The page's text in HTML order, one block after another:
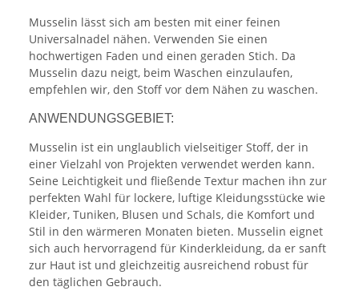
Musselin lässt sich am besten mit einer feinen
Universalnadel nähen. Verwenden Sie einen
hochwertigen Faden und einen geraden Stich. Da
Musselin dazu neigt, beim Waschen einzulaufen,
empfehlen wir, den Stoff vor dem Nähen zu waschen.
ANWENDUNGSGEBIET:
Musselin ist ein unglaublich vielseitiger Stoff, der in
einer Vielzahl von Projekten verwendet werden kann.
Seine Leichtigkeit und fließende Textur machen ihn zur
perfekten Wahl für lockere, luftige Kleidungsstücke wie
Kleider, Tuniken, Blusen und Schals, die Komfort und
Stil in den wärmeren Monaten bieten. Musselin eignet
sich auch hervorragend für Kinderkleidung, da er sanft
zur Haut ist und gleichzeitig ausreichend robust für
den täglichen Gebrauch.